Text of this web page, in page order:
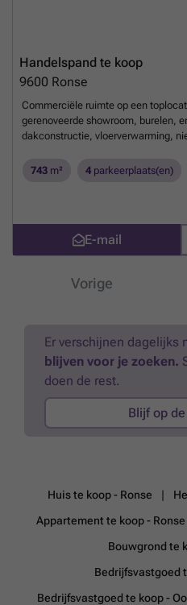
Handelspand te koop
9600 Ronse
Commerciële ruimte op een
gerenoveerde showroom, burelen,
dakconstructie, vloerverwarming,
burelen/praktijk, keuken,
commerciële locatie, nabij alle
jouw vastgoedexpert sinds 2009,
Kortrijk, Deinze, Doornik en
743 m² 4 parkeerplaats(en)
E-mail
Vorige
Er verschijnen dagelijks
blijven voor je zoeken.
doen de rest.
Blijf op
Huis te koop - Ronse
Appartement te koop - Ronse
Bouwgrond te
Bedrijfsvastgoed
Bedrijfsvastgoed te koop -